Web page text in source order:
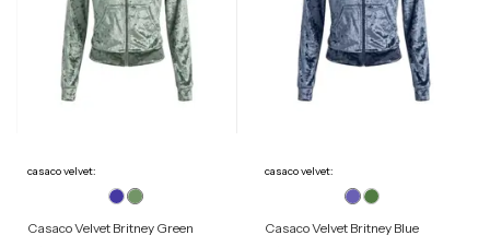
casaco velvet:
Casaco Velvet Britney Green
casaco velvet:
Casaco Velvet Britney Blue